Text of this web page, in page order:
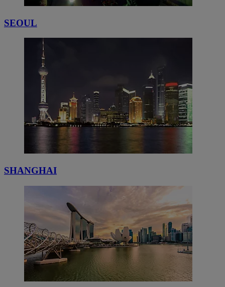
SEOUL
SHANGHAI